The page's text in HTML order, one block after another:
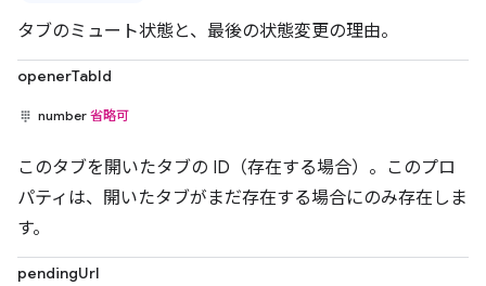
タブのミュート状態と、最後の状態変更の理由。
openerTabId
number 省略可
このタブを開いたタブの ID（存在する場合）。このプロ
パティは、開いたタブがまだ存在する場合にのみ存在しま
す。
pendingUrl